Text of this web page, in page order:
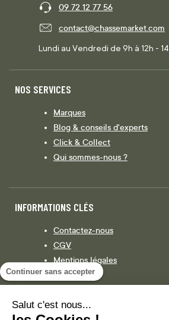
Continuer sans accepter
Salut c'est nous...
09 72 12 77 56
contact@chassemarket.com
Lundi au Vendredi de 9h à 12h -
NOS SERVICES
Marques
Blog & conseils d'experts
Click & Collect
Qui sommes-nous ?
INFORMATIONS CLÉS
Contactez-nous
CGV
Mentions légales
Législation